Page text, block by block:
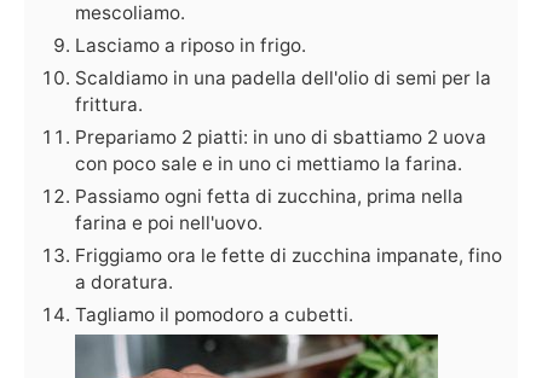
mescoliamo.
Lasciamo a riposo in frigo.
Scaldiamo in una padella dell'olio di semi per la
frittura.
Prepariamo 2 piatti: in uno di sbattiamo 2 uova
con poco sale e in uno ci mettiamo la farina.
Passiamo ogni fetta di zucchina, prima nella
farina e poi nell'uovo.
Friggiamo ora le fette di zucchina impanate, fino
a doratura.
Tagliamo il pomodoro a cubetti.